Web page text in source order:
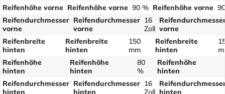
Reifenhöhe vorne Reifenhöhe vorne 90 % Reifenhöhe vorne
Reifendurchmesser
vorne
Reifendurchmesser
vorne
16
Zoll vorne
Reifenbreite
hinten
Reifenbreite
hinten
150
mm
Reifenbreite
hinten
Reifenhöhe
hinten
Reifenhöhe
hinten
80
%
Reifenhöhe
hinten
Reifendurchmesser
hinten
Reifendurchmesser
hinten
16
Zoll hinten